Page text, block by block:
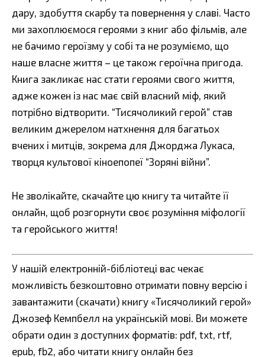
дару, здобуття скарбу та повернення у славі. Часто
ми захоплюємося героями з книг або фільмів, але
не бачимо героїзму у собі та не розуміємо, що
наше власне життя – це також героїчна пригода.
Книга закликає нас стати героями свого життя,
адже кожен із нас має свій власний міф, який
потрібно відтворити. “Тисячоликий герой” став
великим джерелом натхнення для багатьох
вчених і митців, зокрема для Джорджа Лукаса,
творця культової кіноепопеї “Зоряні війни”.
Не зволікайте, скачайте цю книгу та читайте її
онлайн, щоб розгорнути своє розуміння міфології
та геройського життя!
У нашій електронній-бібліотеці вас чекає
можливість безкоштовно отримати повну версію і
завантажити (скачати) книгу «Тисячоликий герой»
Джозеф Кемпбелл на українській мові. Ви можете
обрати один з доступних форматів: pdf, txt, rtf,
epub, fb2, або читати книгу онлайн без